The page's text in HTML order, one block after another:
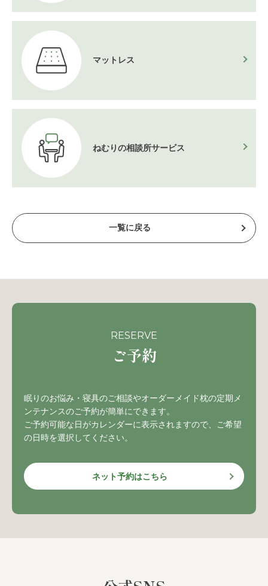
マットレス
ねむりの相談所サービス
一覧に戻る
RESERVE
ご予約
眠りのお悩み・寝具のご相談やオーダーメイド枕の定期メ
ンテナンスのご予約が簡単にできます。
ご予約可能な日がカレンダーに表示されますので、ご希望
の日時を選択してください。
ネット予約はこちら